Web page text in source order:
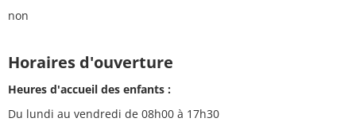
non
Horaires d'ouverture
Heures d'accueil des enfants :
Du lundi au vendredi de 08h00 à 17h30